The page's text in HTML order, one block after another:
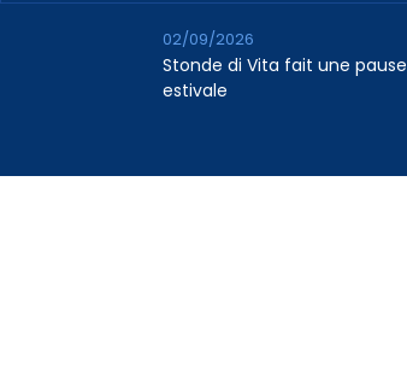
Stonde di Vita fait une pause
estivale
02/09/2026